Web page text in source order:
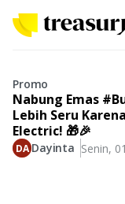
Emas Fisik
Informasi
Promo
Nabung Emas
Lebih Seru
Electric! 🎁🎉
Dayinta Senin,